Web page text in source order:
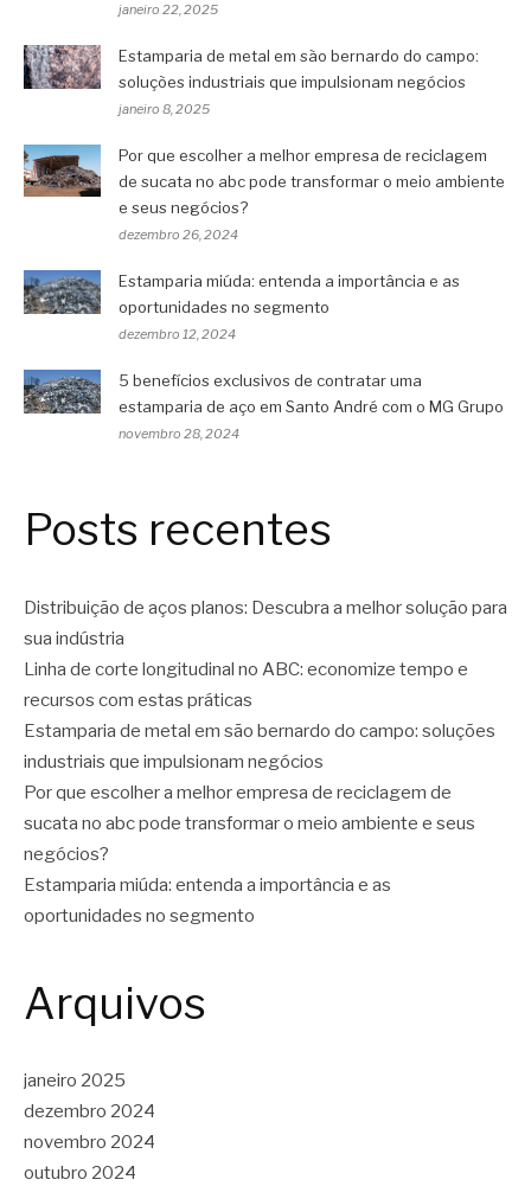
janeiro 22, 2025
Estamparia de metal em são bernardo do campo:
soluções industriais que impulsionam negócios
janeiro 8, 2025
Por que escolher a melhor empresa de reciclagem
de sucata no abc pode transformar o meio ambiente
e seus negócios?
dezembro 26, 2024
Estamparia miúda: entenda a importância e as
oportunidades no segmento
dezembro 12, 2024
5 benefícios exclusivos de contratar uma
estamparia de aço em Santo André com o MG Grupo
novembro 28, 2024
Posts recentes
Distribuição de aços planos: Descubra a melhor solução para
sua indústria
Linha de corte longitudinal no ABC: economize tempo e
recursos com estas práticas
Estamparia de metal em são bernardo do campo: soluções
industriais que impulsionam negócios
Por que escolher a melhor empresa de reciclagem de
sucata no abc pode transformar o meio ambiente e seus
negócios?
Estamparia miúda: entenda a importância e as
oportunidades no segmento
Arquivos
janeiro 2025
dezembro 2024
novembro 2024
outubro 2024